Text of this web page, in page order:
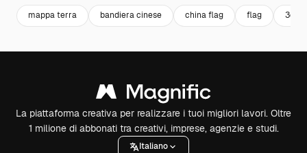
mappa terra bandiera cinese china flag flag 3d
La piattaforma creativa per realizzare i tuoi migliori lavori. Oltre
1 milione di abbonati tra creativi, imprese, agenzie e studi.
Italiano